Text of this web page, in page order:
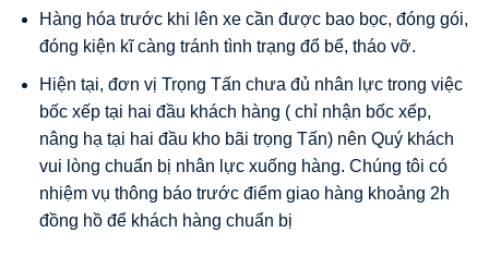
Hàng hóa trước khi lên xe cần được bao bọc, đóng gói,
đóng kiện kĩ càng tránh tình trạng đổ bể, tháo vỡ.
Hiện tại, đơn vị Trọng Tấn chưa đủ nhân lực trong việc
bốc xếp tại hai đầu khách hàng ( chỉ nhận bốc xếp,
nâng hạ tại hai đầu kho bãi trọng Tấn) nên Quý khách
vui lòng chuẩn bị nhân lực xuống hàng. Chúng tôi có
nhiệm vụ thông báo trước điểm giao hàng khoảng 2h
đồng hồ để khách hàng chuẩn bị